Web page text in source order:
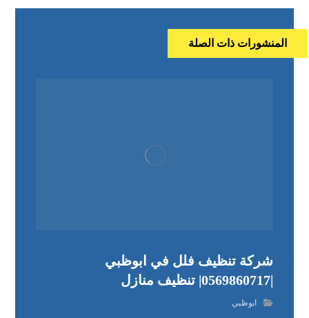
المنشورات ذات الصلة
شركة تنظيف فلل في ابوظبي
|0569860717| تنظيف منازل
ابوظبي